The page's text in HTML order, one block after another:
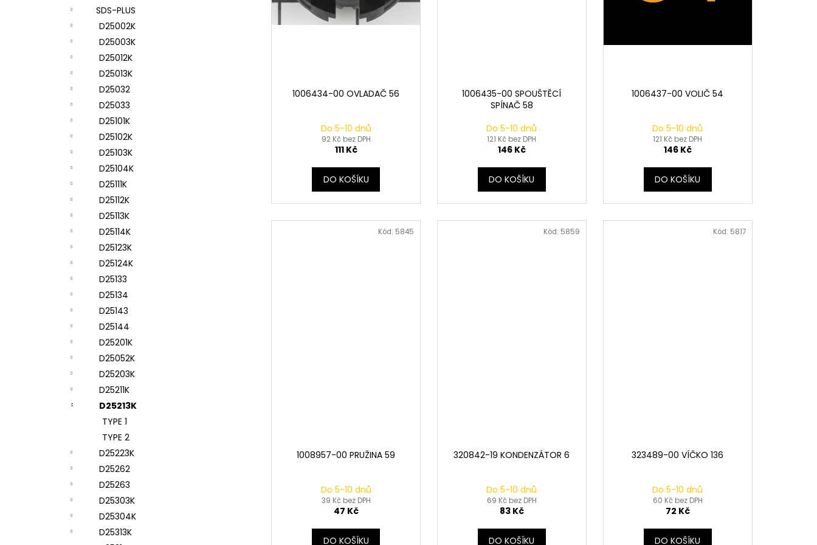
SDS-PLUS
D25002K
D25003K
D25012K
D25013K
D25032
D25033
D25101K
D25102K
D25103K
D25104K
D25111K
D25112K
D25113K
D25114K
D25123K
D25124K
D25133
D25134
D25143
D25144
D25201K
D25052K
D25203K
D25211K
D25213K
TYPE 1
TYPE 2
D25223K
D25262
D25263
D25303K
D25304K
D25313K
ů
1006434-00 OVLADAČ 56
Do 5-10 dnů
92 Kč bez DPH
111 Kč
DO KOŠÍKU
1006435-00 SPOUŠTĚCÍ
SPÍNAČ 58
Do 5-10 dnů
121 Kč bez DPH
146 Kč
DO KOŠÍKU
1006437-00 VOLIČ 54
Do 5-10 dnů
121 Kč bez DPH
146 Kč
DO KOŠÍKU
1008957-00 PRUŽINA 59
Do 5-10 dnů
39 Kč bez DPH
47 Kč
DO KOŠÍKU
Kód: 5845
320842-19 KONDENZÁTOR 6
Do 5-10 dnů
69 Kč bez DPH
83 Kč
DO KOŠÍKU
Kód: 5859
323489-00 VÍČKO 136
Do 5-10 dnů
60 Kč bez DPH
72 Kč
DO KOŠÍKU
Kód: 5817